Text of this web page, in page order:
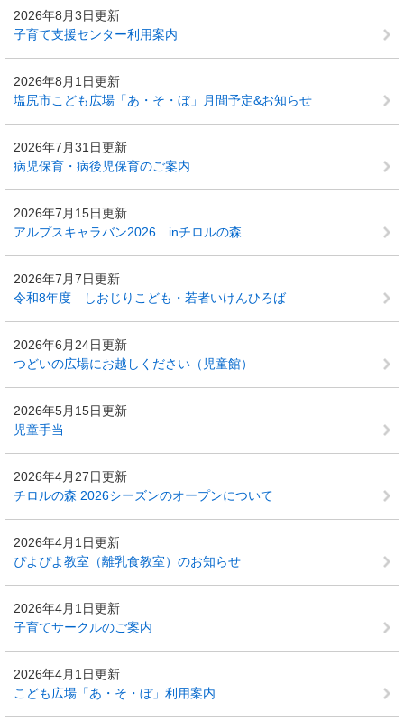
2026年8月3日更新
子育て支援センター利用案内
2026年8月1日更新
塩尻市こども広場「あ・そ・ぼ」月間予定&お知らせ
2026年7月31日更新
病児保育・病後児保育のご案内
2026年7月15日更新
アルプスキャラバン2026 inチロルの森
2026年7月7日更新
令和8年度 しおじりこども・若者いけんひろば
2026年6月24日更新
つどいの広場にお越しください（児童館）
2026年5月15日更新
児童手当
2026年4月27日更新
チロルの森 2026シーズンのオープンについて
2026年4月1日更新
ぴよぴよ教室（離乳食教室）のお知らせ
2026年4月1日更新
子育てサークルのご案内
2026年4月1日更新
こども広場「あ・そ・ぼ」利用案内